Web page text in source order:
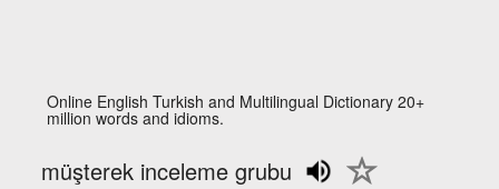
Online English Turkish and Multilingual Dictionary 20+
million words and idioms.
müşterek inceleme grubu